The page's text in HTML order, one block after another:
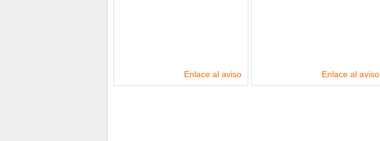
Enlace al aviso Enlace al aviso